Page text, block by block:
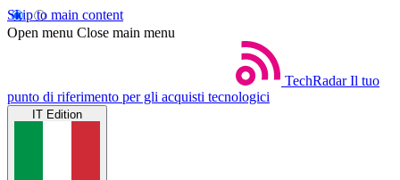
Skip to main content
Open menu Close main menu
TechRadar Il tuo
punto di riferimento per gli acquisti tecnologici
IT Edition